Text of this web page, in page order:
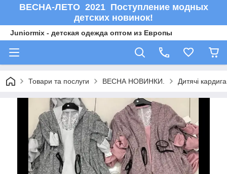
ВЕСНА-ЛЕТО 2021 Поступление модных
детских новинок!
Juniormix - детская одежда оптом из Европы
Товари та послуги ВЕСНА НОВИНКИ. Дитячі